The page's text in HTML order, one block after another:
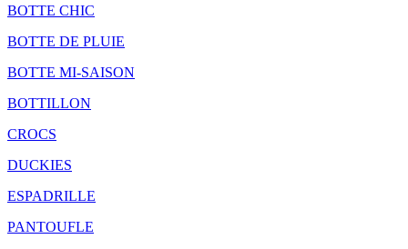
BOTTE CHIC
BOTTE DE PLUIE
BOTTE MI-SAISON
BOTTILLON
CROCS
DUCKIES
ESPADRILLE
PANTOUFLE